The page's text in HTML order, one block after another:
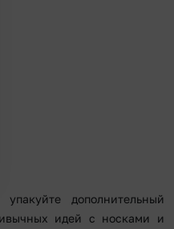
дополнительный
идей с носками и